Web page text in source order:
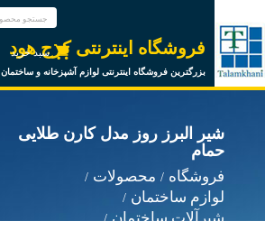
فروشگاه اینترنتی کرج هود
بزرگترین فروشگاه اینترنتی لوازم آشپزخانه و ساختمان
سبد خرید
شیر البرز روز مدل کارن طلایی
حمام
فروشگاه
محصولات
لوازم ساختمان
شیرآلات ساختمان